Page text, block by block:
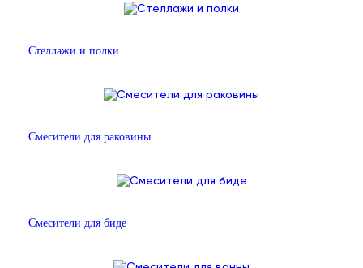
Стеллажи и полки
Смесители для раковины
Смесители для биде